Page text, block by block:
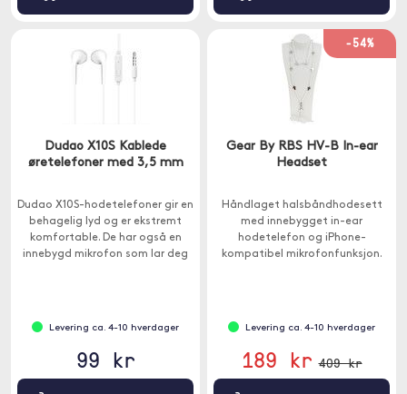
Dudao X10S Kablede
øretelefoner med 3,5 mm
Dudao X10S-hodetelefoner gir en
behagelig lyd og er ekstremt
komfortable. De har også en
innebygd mikrofon som lar deg
Levering ca. 4-10 hverdager
99 kr
-54%
Gear By RBS HV-B In-ear
Headset
Håndlaget halsbåndhodesett
med innebygget in-ear
hodetelefon og iPhone-
kompatibel mikrofonfunksjon.
Levering ca. 4-10 hverdager
189 kr 409 kr